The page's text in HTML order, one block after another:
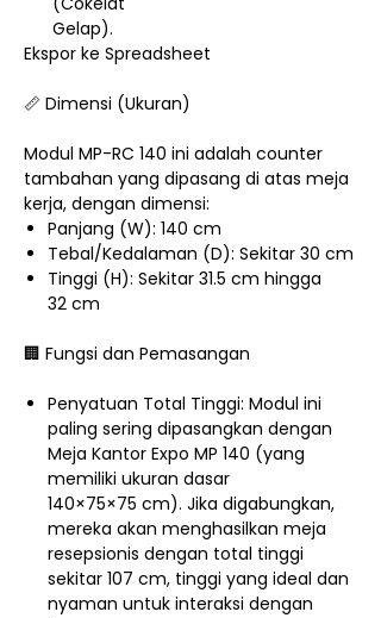
Gelap).
Ekspor ke Spreadsheet
📏 Dimensi (Ukuran)
Modul MP-RC 140 ini adalah counter
tambahan yang dipasang di atas meja
kerja, dengan dimensi:
Panjang (W): 140 cm
Tebal/Kedalaman (D): Sekitar 30 cm
Tinggi (H): Sekitar 31.5 cm hingga
32 cm
🏢 Fungsi dan Pemasangan
Penyatuan Total Tinggi: Modul ini
paling sering dipasangkan dengan
Meja Kantor Expo MP 140 (yang
memiliki ukuran dasar
140×75×75 cm). Jika digabungkan,
mereka akan menghasilkan meja
resepsionis dengan total tinggi
sekitar 107 cm, tinggi yang ideal dan
nyaman untuk interaksi dengan